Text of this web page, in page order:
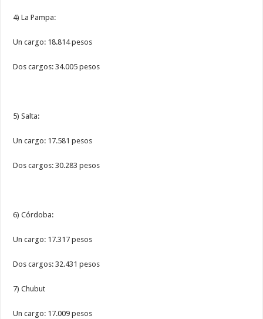
4) La Pampa:
Un cargo: 18.814 pesos
Dos cargos: 34.005 pesos
5) Salta:
Un cargo: 17.581 pesos
Dos cargos: 30.283 pesos
6) Córdoba:
Un cargo: 17.317 pesos
Dos cargos: 32.431 pesos
7) Chubut
Un cargo: 17.009 pesos